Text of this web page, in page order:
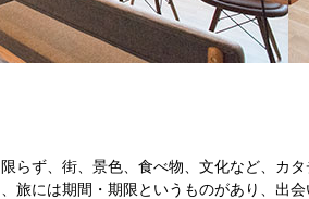
らず、街、景色、食べ物、文化など、カ
旅には期間・期限というものがあり、出